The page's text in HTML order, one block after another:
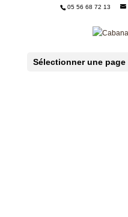
05 56 68 72 13
Sélectionner une page